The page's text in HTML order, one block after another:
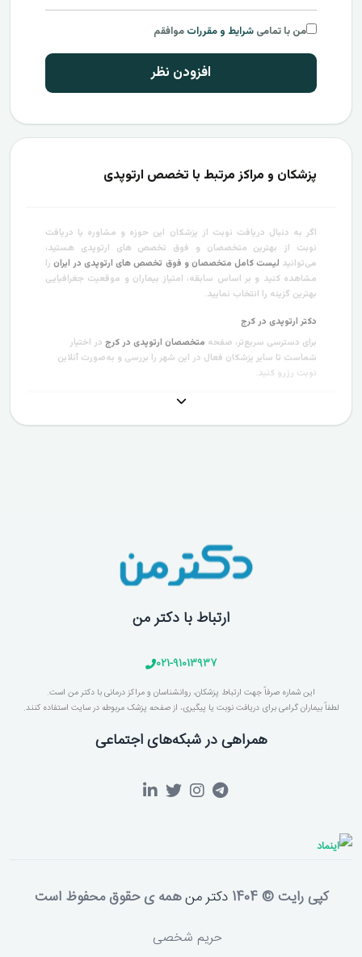
من با تمامیشرایط و مقررات موافقم
افزودن نظر
پزشکان و مراکز مرتبط با تخصص ارتوپدی
اگر به دنبال دریافت نوبت از پزشکان این حوزه و مشاوره یا دریافت
نوبت از بهترین متخصصان و فوق تخصص های ارتوپدی هستید،
می‌توانید لیست کامل متخصصان و فوق تخصص های ارتوپدی در ایرانرا
مشاهده کنید و بر اساس سابقه، امتیاز بیماران و موقعیت جغرافیایی
بهترین گزینه را انتخاب نمایید.
دکتر ارتوپدی در کرج
برای دسترسی سریع‌تر، صفحه متخصصان ارتوپدی در کرج در اختیار
شماست تا سایر پزشکان فعال در این شهر را بررسی و به‌صورت آنلاین
نوبت رزرو کنید.
ارتباط با دکتر من
021-91013937
این شماره صرفاً جهت ارتباط پزشکان، روانشناسان و مراکز درمانی با دکتر من است.
لطفاً بیماران گرامی برای دریافت نوبت یا پیگیری، از صفحه پزشک مربوطه در سایت استفاده کنند.
همراهی در شبکه‌های اجتماعی
کپی رایت © 1404 دکتر منهمه ی حقوق محفوظ است
حریم شخصی